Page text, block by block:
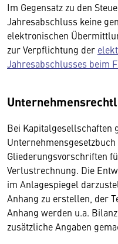
Im Gegensatz zu den
Jahresabschluss keine
elektronischen
zur Verpflichtung der
Jahresabschlusses beim
Bei Kapitalgesellschaften
Gliederungsvorschriften
Verlustrechnung. Die
im Anlagespiegel
Anhang zu erstellen, der
Anhang werden u.a.
zusätzliche Angaben